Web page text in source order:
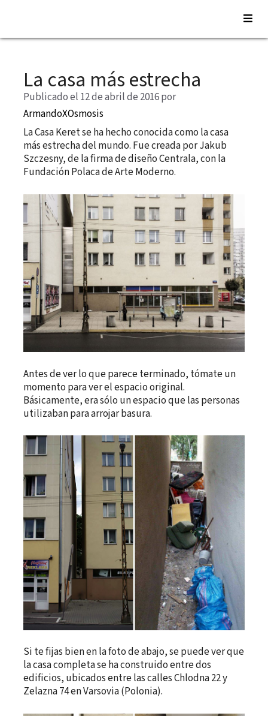
Saltar
contenidoLa casa más estrecha
Publicado el 12 de abril de 2016por
ArmandoXOsmosis
La Casa Keret se ha hecho conocida como la casa
más estrecha del mundo. Fue creada por Jakub
Szczesny, de la firma de diseño Centrala, con la
Fundación Polaca de Arte Moderno.
Antes de ver lo que parece terminado, tómate un
momento para ver el espacio original.
Básicamente, era sólo un espacio que las personas
utilizaban para arrojar basura.
Si te fijas bien en la foto de abajo, se puede ver que
la casa completa se ha construido entre dos
edificios, ubicados entre las calles Chlodna 22 y
Zelazna 74 en Varsovia (Polonia).